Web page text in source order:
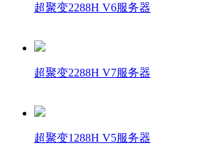
超聚变2288H V6服务器
超聚变2288H V7服务器
超聚变1288H V5服务器